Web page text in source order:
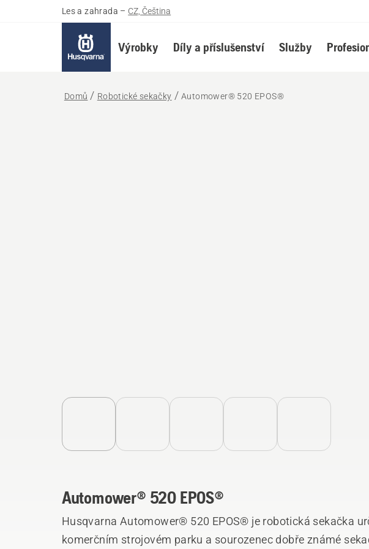
Les a zahrada – CZ, Čeština
Výrobky Díly a příslušenství Služby
Domů Robotické sekačky Automower® 520 EPOS®
Automower® 520 EPOS®
Husqvarna Automower® 520 EPOS® je robotická sekačka
komerčním strojovém parku a sourozenec dobře známé